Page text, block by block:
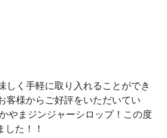
しく手軽に取り入れることができ
客様からご好評をいただいてい
やまジンジャーシロップ！この度
した！！